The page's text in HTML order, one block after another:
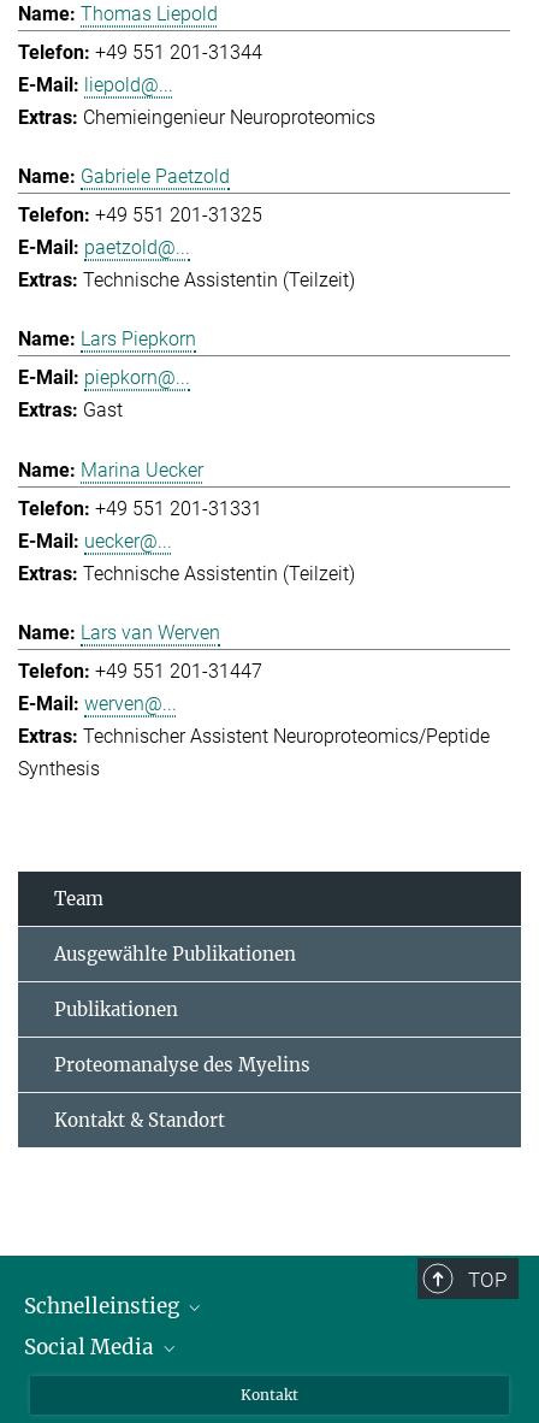
Thomas Liepold
+49 551 201-31344
liepold@...
Chemieingenieur Neuroproteomics
Gabriele Paetzold
+49 551 201-31325
paetzold@...
Technische Assistentin (Teilzeit)
Lars Piepkorn
piepkorn@...
Gast
Marina Uecker
+49 551 201-31331
uecker@...
Technische Assistentin (Teilzeit)
Lars van Werven
+49 551 201-31447
werven@...
Technischer Assistent Neuroproteomics/Peptide
Synthesis
Team
Ausgewählte Publikationen
Publikationen
Proteomanalyse des Myelins
Kontakt & Standort
TOP
Schnelleinstieg
Alumni
Social Media
Kontakt